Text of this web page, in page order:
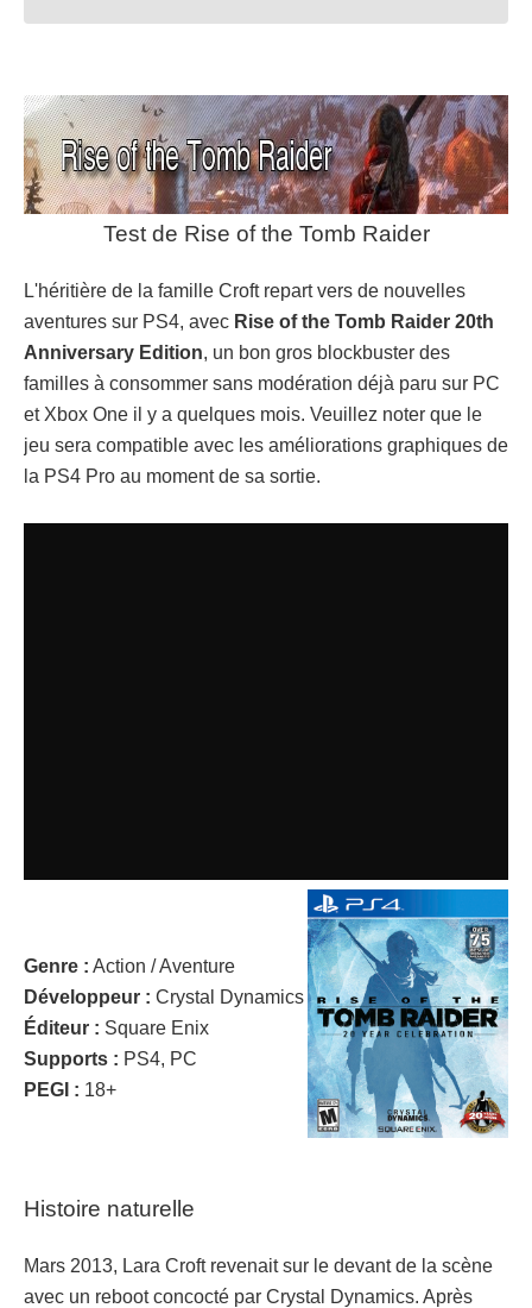
Test de Rise of the Tomb Raider
L'héritière de la famille Croft repart vers de nouvelles
aventures sur PS4, avec Rise of the Tomb Raider 20th
Anniversary Edition, un bon gros blockbuster des
familles à consommer sans modération déjà paru sur PC
et Xbox One il y a quelques mois. Veuillez noter que le
jeu sera compatible avec les améliorations graphiques de
la PS4 Pro au moment de sa sortie.
Genre : Action / Aventure
Développeur : Crystal Dynamics
Éditeur : Square Enix
Supports : PS4, PC
PEGI : 18+
Histoire naturelle
Mars 2013, Lara Croft revenait sur le devant de la scène
avec un reboot concocté par Crystal Dynamics. Après